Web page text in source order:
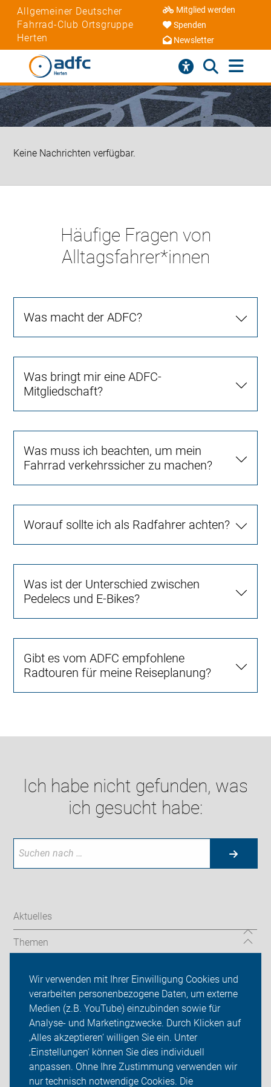
Wir verwenden mit Ihrer Einwilligung Cookies und
verarbeiten personenbezogene Daten, um externe
Medien (z.B. YouTube) einzubinden sowie für
Analyse- und Marketingzwecke. Durch Klicken auf
‚Alles akzeptieren‘ willigen Sie ein. Unter
‚Einstellungen‘ können Sie dies individuell
anpassen. Ohne Ihre Zustimmung verwenden wir
nur technisch notwendige Cookies. Die
Allgemeiner Deutscher
Fahrrad-Club Ortsgruppe
Herten
Mitglied werden
Spenden
Newsletter
Keine Nachrichten verfügbar.
Häufige Fragen von
Alltagsfahrer*innen
Was macht der ADFC?
Was bringt mir eine ADFC-
Mitgliedschaft?
Was muss ich beachten, um mein
Fahrrad verkehrssicher zu machen?
Worauf sollte ich als Radfahrer achten?
Was ist der Unterschied zwischen
Pedelecs und E-Bikes?
Gibt es vom ADFC empfohlene
Radtouren für meine Reiseplanung?
Ich habe nicht gefunden, was
ich gesucht habe:
Aktuelles
Themen
ADFC Herten
Sei dabei
Presse
Login